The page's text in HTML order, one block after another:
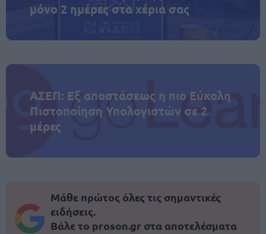
μόνο 2 ημέρες στα χέρια σας
ΑΣΕΠ: Εξ αποστάσεως η πιο Εύκολη
Πιστοποίηση Υπολογιστών σε 2
μέρες
Μάθε πρώτος όλες τις σημαντικές
ειδήσεις.
Βάλε το proson.gr στα αποτελέσματα